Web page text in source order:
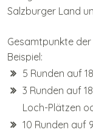
Salzburger Land
Gesamtpunkte
Beispiel:
5 Runden auf
3 Runden auf
Loch-Plätzen
10 Runden auf